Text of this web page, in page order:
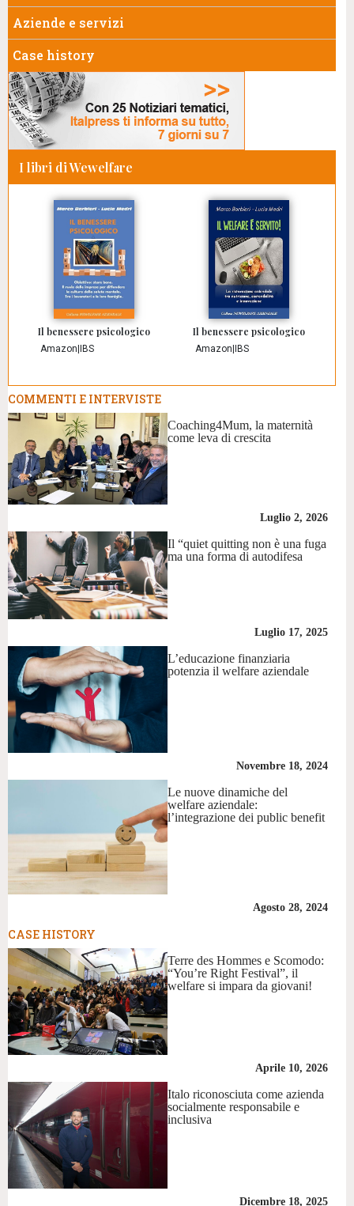
Aziende e servizi
Case history
I libri di Wewelfare
Il benessere psicologico
Amazon IBS
Il benessere psicologico
Amazon IBS
COMMENTI E INTERVISTE
Coaching4Mum, la maternità
come leva di crescita
Luglio 2, 2026
Il “quiet quitting non è una fuga
ma una forma di autodifesa
Luglio 17, 2025
L’educazione finanziaria
potenzia il welfare aziendale
Novembre 18, 2024
Le nuove dinamiche del
welfare aziendale:
l’integrazione dei public benefit
Agosto 28, 2024
CASE HISTORY
Terre des Hommes e Scomodo:
“You’re Right Festival”, il
welfare si impara da giovani!
Aprile 10, 2026
Italo riconosciuta come azienda
socialmente responsabile e
inclusiva
Dicembre 18, 2025